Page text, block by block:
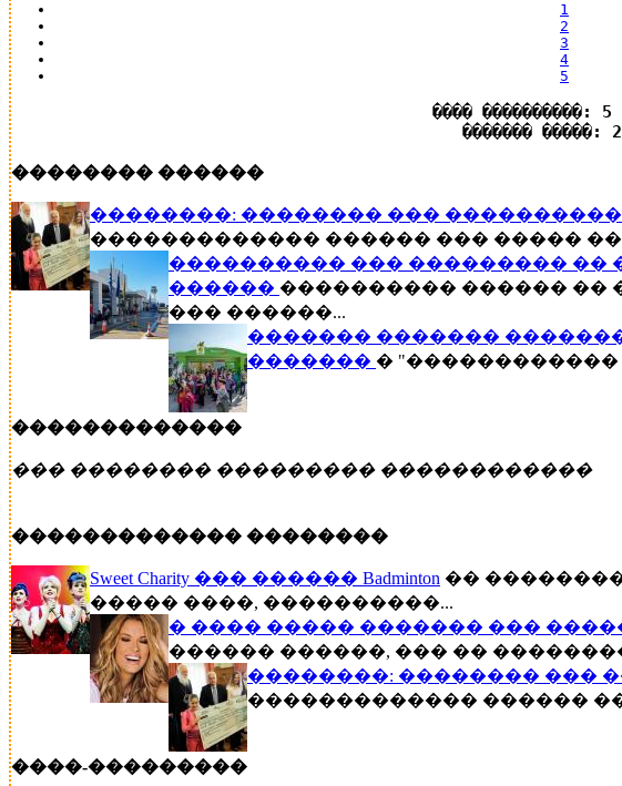
1
2
3
4
5
���� ����������:
������� �����: 2
�������� ������
��������: �������� ��� ����������
������������� ������ ��� �����
���������� ��� ��������� ��
������ ���������� ������ ��
��� ������...
������� �������
������� � "������������
�������������
��� �������� ��������� ������������
������������� ��������
Sweet Charity ��� ������ Badminton ��
����� ����, ����������...
� ���� ����� ������� ���
������ ������, ��� ��
��������: �������� ���
������������� ������
����-���������